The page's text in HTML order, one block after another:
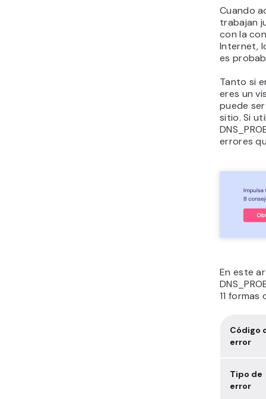
Cuando
trabajan
con la
Internet,
es
Tanto si
eres un
puede
sitio. Si
errores
En este
11 formas
Código
error
Tipo de
error